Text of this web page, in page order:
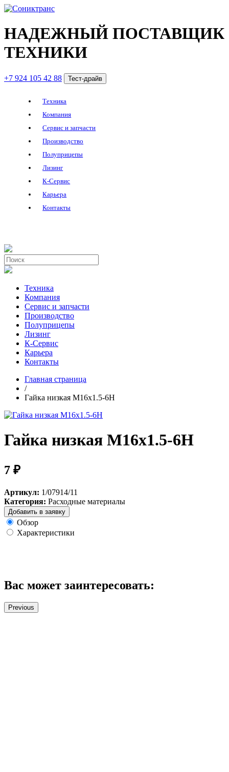
НАДЕЖНЫЙ ПОСТАВЩИК
ТЕХНИКИ
+7 924 105 42 88 Тест-драйв
Техника
Компания
Сервис и запчасти
Производство
Полуприцепы
Лизинг
К-Сервис
Карьера
Контакты
Техника
Компания
Сервис и запчасти
Производство
Полуприцепы
Лизинг
К-Сервис
Карьера
Контакты
Главная страница
/
Гайка низкая М16х1.5-6Н
Гайка низкая М16х1.5-6Н
7 ₽
Артикул: 1/07914/11
Категория: Расходные материалы
Добавить в заявку
Обзор
Характеристики
Вас может заинтересовать:
Previous